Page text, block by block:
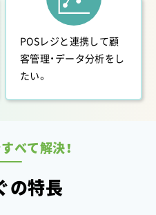
した。
（アマゾネス）板橋大
しました。
ビスがスタートしま
ートしました。
ービスがスタートしま
POSレジと連携して顧
客管理・データ分析をし
たい。
べて解決！
の特長